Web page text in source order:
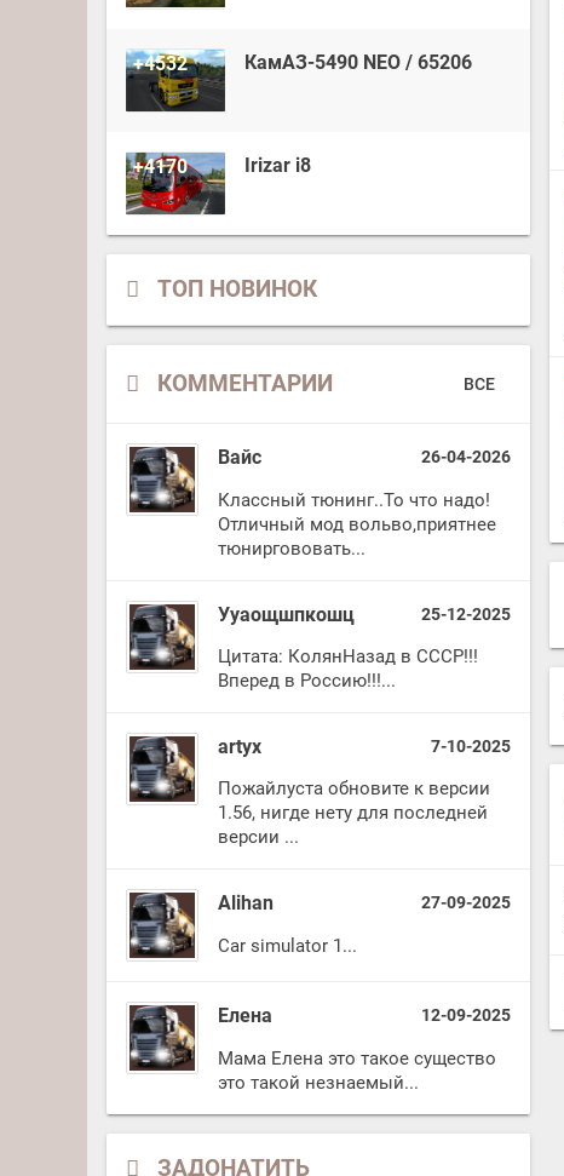
+4532 КамАЗ-5490 NEO / 65206
+4170 Irizar i8
ТОП НОВИНОК
КОММЕНТАРИИ ВСЕ
Вайс 26-04-2026
Классный тюнинг..То что надо!
Отличный мод вольво,приятнее
тюниргововать...
Ууаощшпкошц 25-12-2025
Цитата: КолянНазад в СССР!!!
Вперед в Россию!!!...
artyx 7-10-2025
Пожайлуста обновите к версии
1.56, нигде нету для последней
версии ...
Alihan 27-09-2025
Car simulator 1...
Елена 12-09-2025
Мама Елена это такое существо
это такой незнаемый...
ЗАДОНАТИТЬ